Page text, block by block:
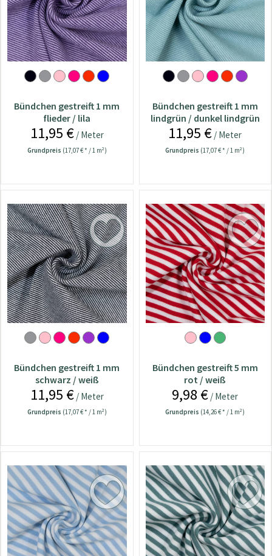
Bündchen gestreift 1 mm
flieder / lila
11,95 €/ Meter
Grundpreis (17,07 € * / 1 m²)
Bündchen gestreift 1 mm
lindgrün / dunkel lindgrün
11,95 € / Meter
Grundpreis (17,07 € * / 1 m²)
Bündchen gestreift 1 mm
schwarz / weiß
11,95 €/ Meter
Grundpreis (17,07 € * / 1 m²)
Bündchen gestreift 5 mm
rot / weiß
9,98 € / Meter
Grundpreis (14,26 € * / 1 m²)